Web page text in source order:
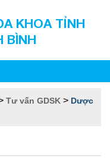
KHOA TỈNH
BÌNH
Tư vấn GDSK > Dược